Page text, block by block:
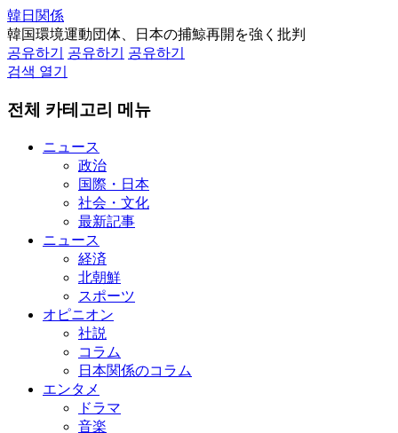
韓日関係
韓国環境運動団体、日本の捕鯨再開を強く批判
공유하기
공유하기
공유하기
검색 열기
전체 카테고리 메뉴
ニュース
政治
国際・日本
社会・文化
最新記事
ニュース
経済
北朝鮮
スポーツ
オピニオン
社説
コラム
日本関係のコラム
エンタメ
ドラマ
音楽